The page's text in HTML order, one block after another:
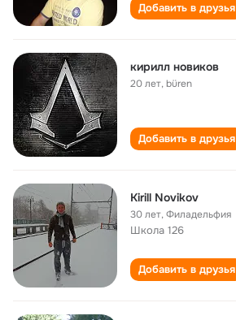
Добавить в друзья
кирилл новиков
20 лет,büren
Добавить в друзья
Kirill Novikov
30 лет,Филадельфия
Школа 126
Добавить в друзья